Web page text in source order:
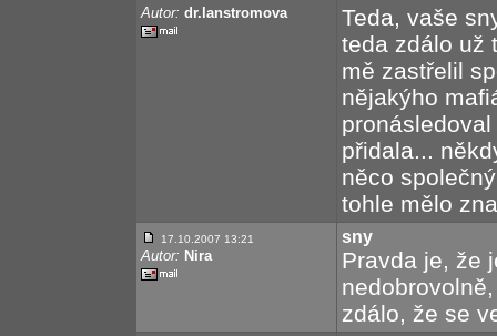
Autor: dr.lanstromova
Teda, vaše
teda zdálo už
mě zastřelil
nějakýho
přidala...
něco
tohle mělo
17.10.2007 13:21
Autor: Nira
sny
Pravda je, že
zdálo, že se